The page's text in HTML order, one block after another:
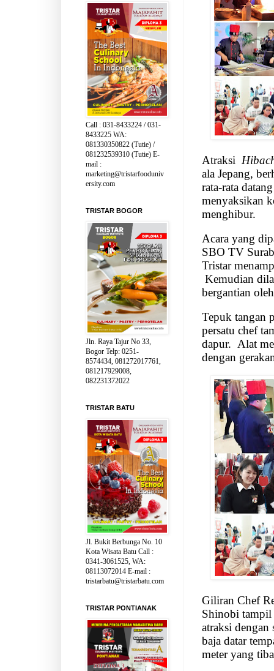
Atraksi
ala Jepang,
rata-rata
menyaksikan
menghibur.
Acara yang
SBO TV
Tristar
Kemudian
bergantian
Tepuk tangan
persatu chef
dapur. Alat
dengan
Giliran Chef
Shinobi tampil
atraksi
baja datar
meter yang
Call : 031-8433224 / 031-
8433225 WA:
081330350822 (Tutie) /
081232539310 (Tutie) E-
mail :
marketing@tristarfooduniv
ersity.com
TRISTAR BOGOR
Jln. Raya Tajur No 33,
Bogor Telp: 0251-
8574434, 081272017761,
081217929008,
082231372022
TRISTAR BATU
Jl. Bukit Berbunga No. 10
Kota Wisata Batu Call :
0341-3061525, WA:
08113072014 E-mail :
tristarbatu@tristarbatu.com
TRISTAR PONTIANAK